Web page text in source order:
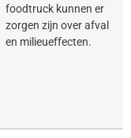
foodtruck kunnen er
zorgen zijn over afval
en milieueffecten.